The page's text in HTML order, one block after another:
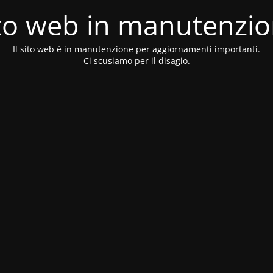
web in
Il sito web è in manutenzione per aggiornamenti importanti.
Ci scusiamo per il disagio.